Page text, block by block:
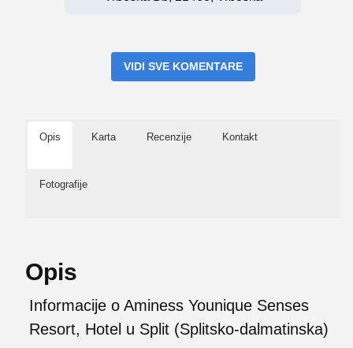
VIDI SVE KOMENTARE
Opis Karta Recenzije Kontakt
Fotografije
Opis
Informacije o Aminess Younique Senses
Resort, Hotel u Split (Splitsko-dalmatinska)